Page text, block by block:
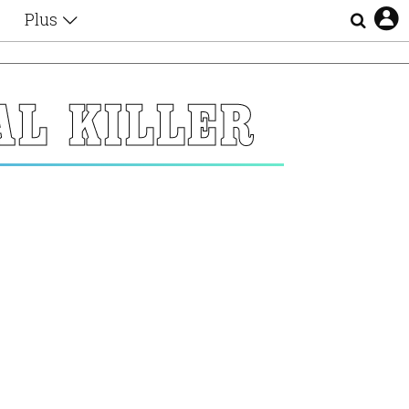
Plus
Αφιερώματα
Ζώδια KILLER